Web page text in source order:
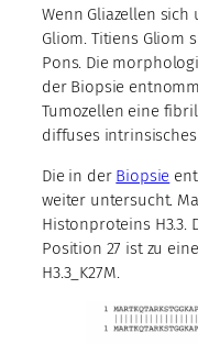
Wenn Gliazellen
Gliom. Titiens Gliom
Pons. Die
der Biopsie
Tumozellen eine
diffuses
Die in der Biopsie
weiter untersucht.
Histonproteins H3.3.
Position 27 ist zu
H3.3_K27M.